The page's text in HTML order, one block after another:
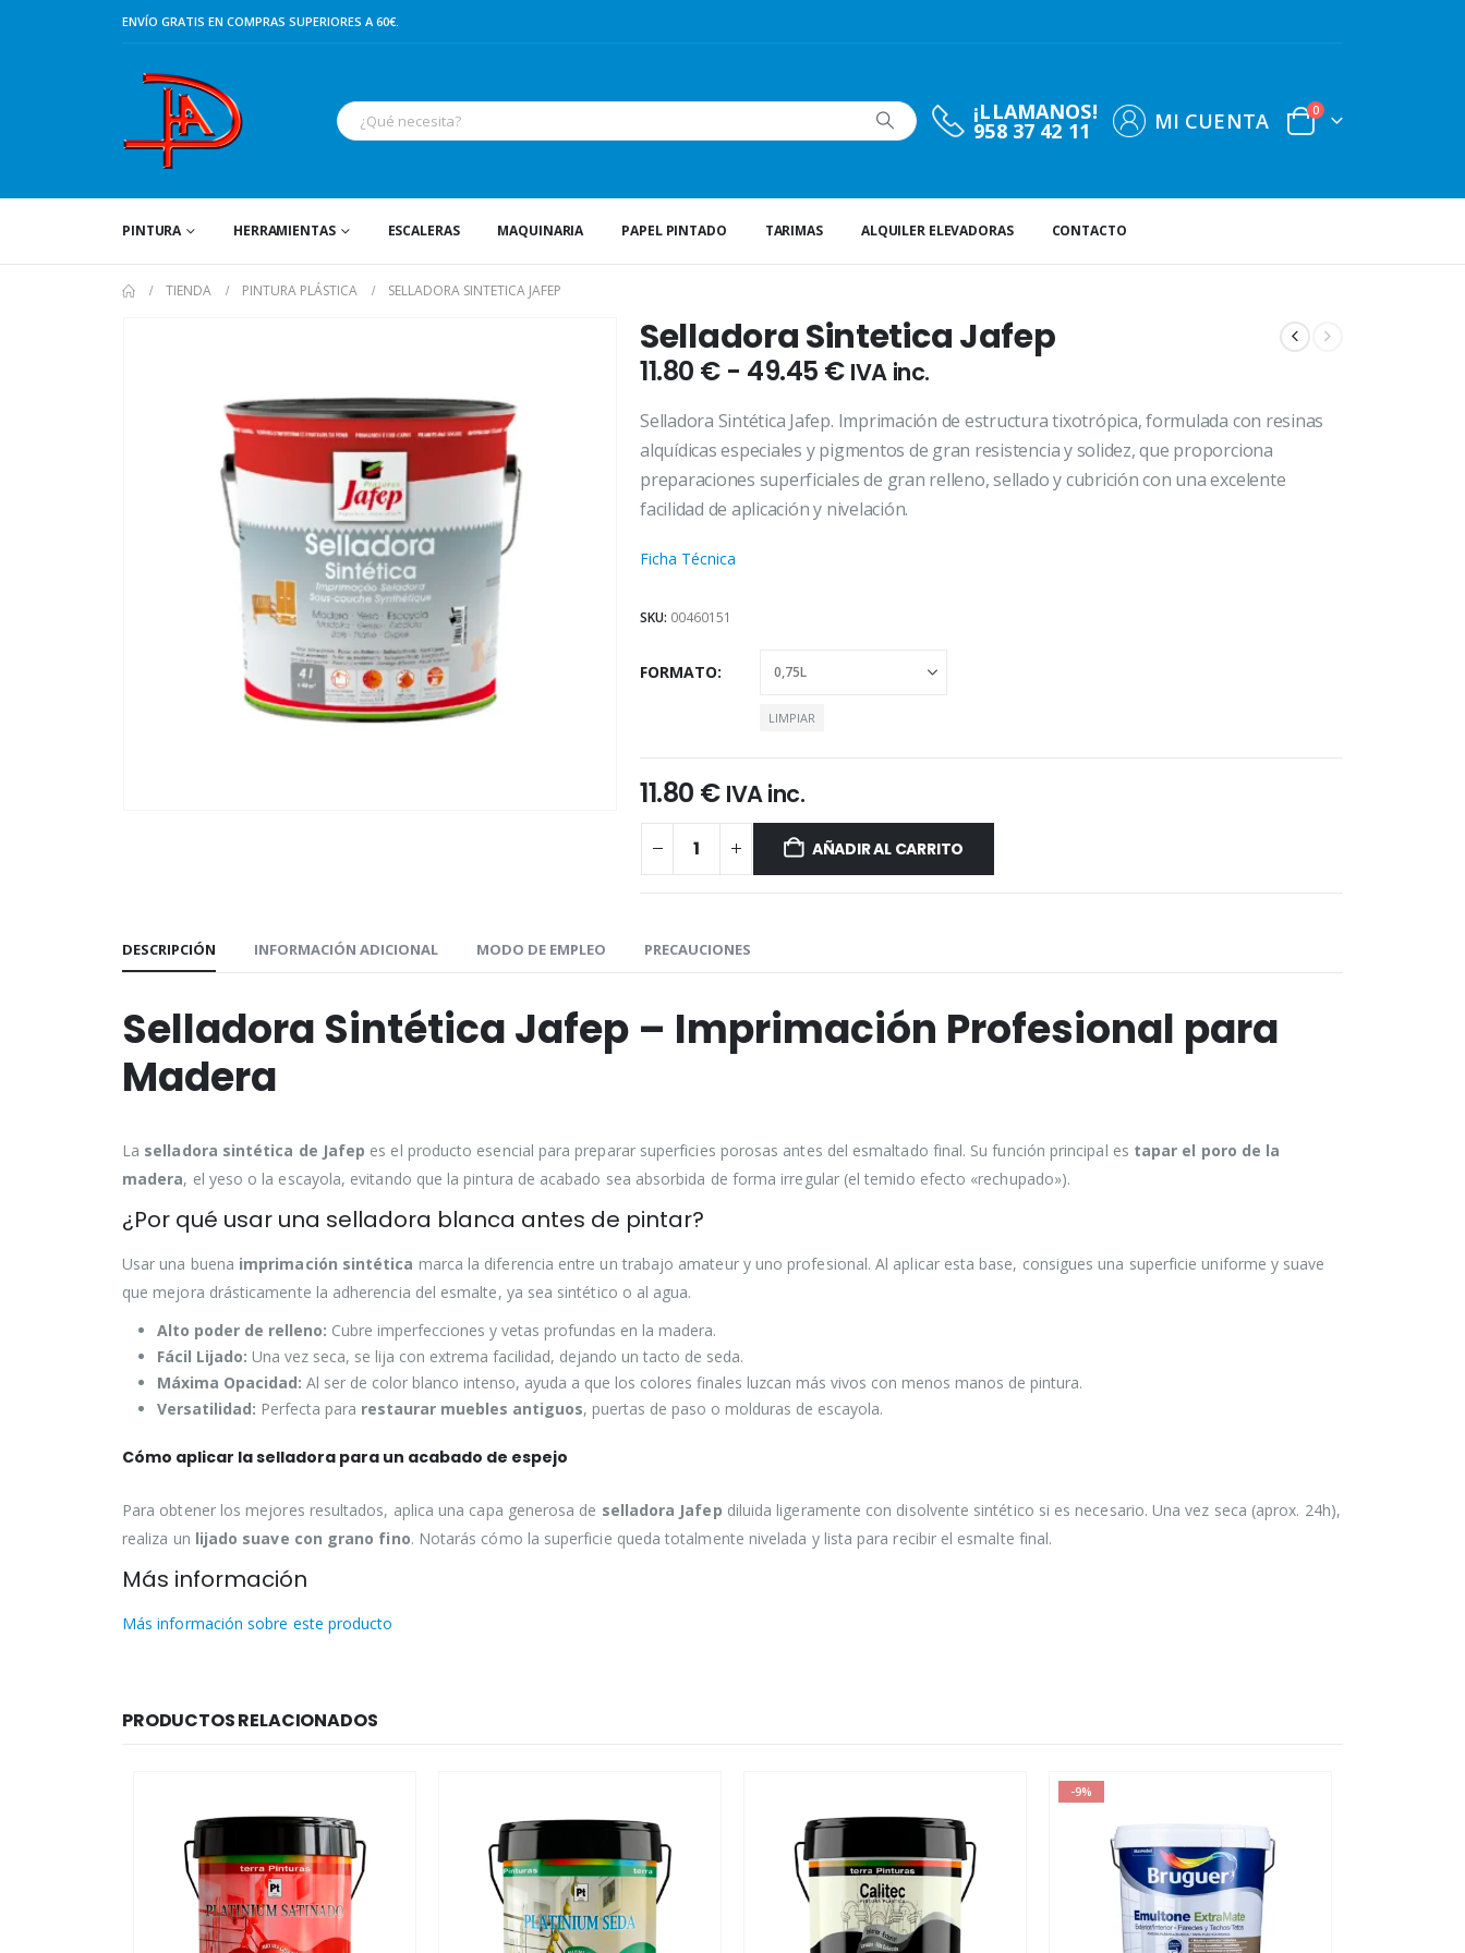
ENVÍO GRATIS EN COMPRAS SUPERIORES A 60€.
¡LLAMANOS!
958 37 42 11 MI CUENTA 0
PINTURA HERRAMIENTAS ESCALERAS MAQUINARIA PAPEL PINTADO TARIMAS ALQUILER ELEVADORAS CONTACTO
TIENDA PINTURA PLÁSTICA SELLADORA SINTETICA JAFEP
Selladora Sintetica Jafep
11.80 € - 49.45 €Rango
precios:
desde
11.80 €
hasta
49.45 €
IVA inc.
Selladora Sintética Jafep. Imprimación de estructura tixotrópica, formulada con resinas
alquídicas especiales y pigmentos de gran resistencia y solidez, que proporciona
preparaciones superficiales de gran relleno, sellado y cubrición con una excelente
facilidad de aplicación y nivelación.
Ficha Técnica
SKU: 00460151
FORMATO
LIMPIAR
11.80 € IVA inc.
AÑADIR AL CARRITO
DESCRIPCIÓN INFORMACIÓN ADICIONAL MODO DE EMPLEO PRECAUCIONES
Selladora Sintética Jafep – Imprimación Profesional para
Madera
La selladora sintética de Jafep es el producto esencial para preparar superficies porosas antes del esmaltado final. Su función principal es tapar el poro de la
madera, el yeso o la escayola, evitando que la pintura de acabado sea absorbida de forma irregular (el temido efecto «rechupado»).
¿Por qué usar una selladora blanca antes de pintar?
Usar una buena imprimación sintética marca la diferencia entre un trabajo amateur y uno profesional. Al aplicar esta base, consigues una superficie uniforme y suave
que mejora drásticamente la adherencia del esmalte, ya sea sintético o al agua.
Alto poder de relleno: Cubre imperfecciones y vetas profundas en la madera.
Fácil Lijado: Una vez seca, se lija con extrema facilidad, dejando un tacto de seda.
Máxima Opacidad: Al ser de color blanco intenso, ayuda a que los colores finales luzcan más vivos con menos manos de pintura.
Versatilidad: Perfecta para restaurar muebles antiguos, puertas de paso o molduras de escayola.
Cómo aplicar la selladora para un acabado de espejo
Para obtener los mejores resultados, aplica una capa generosa de selladora Jafep diluida ligeramente con disolvente sintético si es necesario. Una vez seca (aprox. 24h),
realiza un lijado suave con grano fino. Notarás cómo la superficie queda totalmente nivelada y lista para recibir el esmalte final.
Más información
Más información sobre este producto
PRODUCTOS RELACIONADOS
-9%